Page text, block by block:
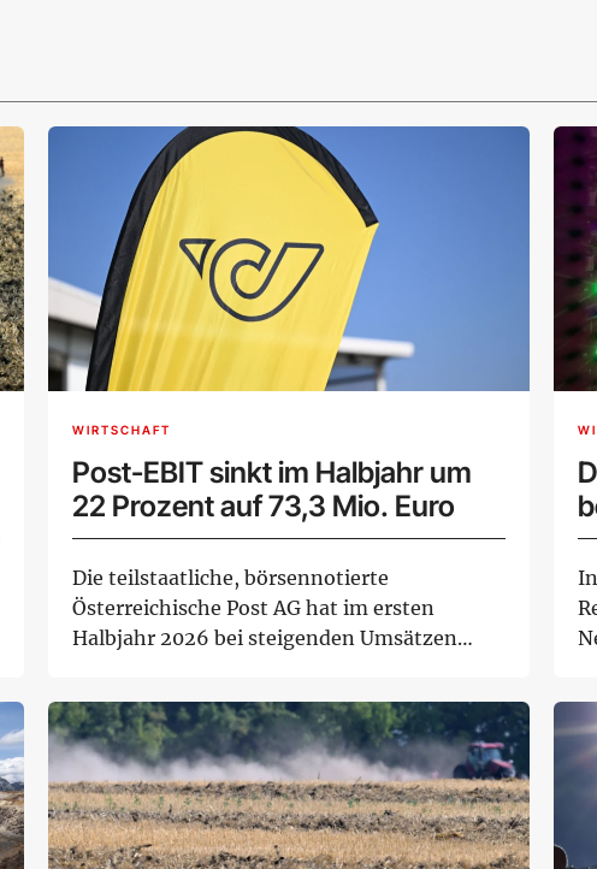
WIRTSCHAFT
Post-EBIT sinkt im Halbjahr um
22 Prozent auf 73,3 Mio. Euro
Die teilstaatliche, börsennotierte
Österreichische Post AG hat im ersten
Halbjahr 2026 bei steigenden Umsätzen